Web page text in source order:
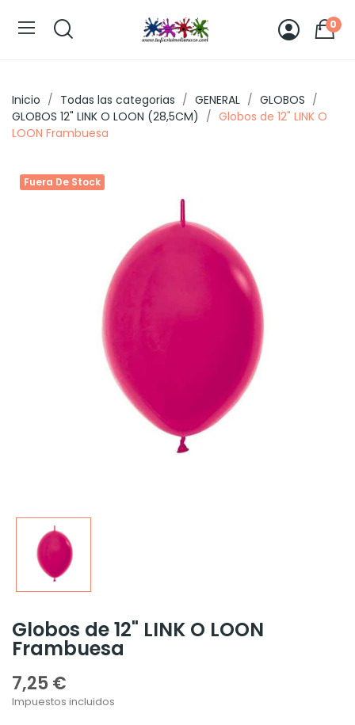
0
Inicio Todas las categorias GENERAL
GLOBOS
GLOBOS 12" LINK O LOON (28,5CM)
Globos de 12" LINK O
LOON Frambuesa
Fuera De Stock
Globos de 12" LINK O LOON
Frambuesa
7,25 €
Impuestos incluidos